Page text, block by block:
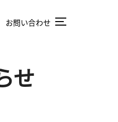
お問い合わせ
せ